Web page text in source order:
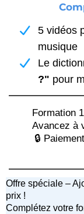
5 vidéos
musique
Le
?" pour
Formation
Avancez à
🔒
Offre spéciale –
prix !
Complétez votre